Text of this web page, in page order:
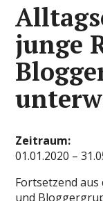
junge
Zeitraum:
01.01.2020 –
Fortsetzend
und